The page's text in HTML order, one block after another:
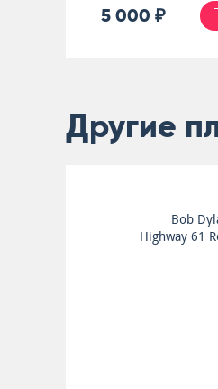
5 000 ₽
Другие
Amazing